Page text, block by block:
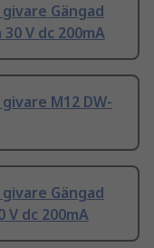
Gängad
V dc 200mA
M12 DW-
Gängad
V dc 200mA